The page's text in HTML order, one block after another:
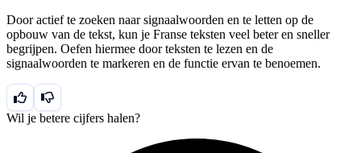
Door actief te zoeken naar signaalwoorden en te letten op de
opbouw van de tekst, kun je Franse teksten veel beter en sneller
begrijpen. Oefen hiermee door teksten te lezen en de
signaalwoorden te markeren en de functie ervan te benoemen.
Wil je betere cijfers halen?